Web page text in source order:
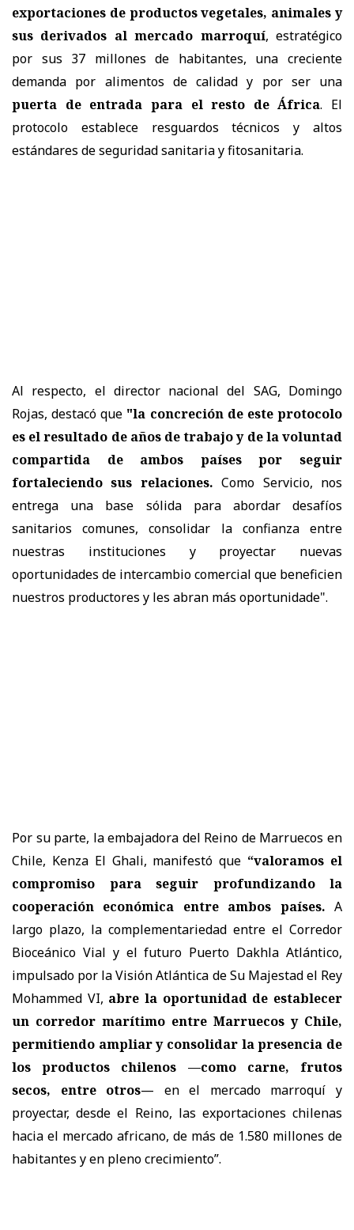
exportaciones de productos vegetales, animales y
sus derivados al mercado marroquí, estratégico
por sus 37 millones de habitantes, una creciente
demanda por alimentos de calidad y por ser una
puerta de entrada para el resto de África. El
protocolo establece resguardos técnicos y altos
estándares de seguridad sanitaria y fitosanitaria.
Al respecto, el director nacional del SAG, Domingo
Rojas, destacó que "la concreción de este protocolo
es el resultado de años de trabajo y de la voluntad
compartida de ambos países por seguir
fortaleciendo sus relaciones. Como Servicio, nos
entrega una base sólida para abordar desafíos
sanitarios comunes, consolidar la confianza entre
nuestras instituciones y proyectar nuevas
oportunidades de intercambio comercial que beneficien
nuestros productores y les abran más oportunidade".
Por su parte, la embajadora del Reino de Marruecos en
Chile, Kenza El Ghali, manifestó que “valoramos el
compromiso para seguir profundizando la
cooperación económica entre ambos países. A
largo plazo, la complementariedad entre el Corredor
Bioceánico Vial y el futuro Puerto Dakhla Atlántico,
impulsado por la Visión Atlántica de Su Majestad el Rey
Mohammed VI, abre la oportunidad de establecer
un corredor marítimo entre Marruecos y Chile,
permitiendo ampliar y consolidar la presencia de
los productos chilenos —como carne, frutos
secos, entre otros— en el mercado marroquí y
proyectar, desde el Reino, las exportaciones chilenas
hacia el mercado africano, de más de 1.580 millones de
habitantes y en pleno crecimiento”.